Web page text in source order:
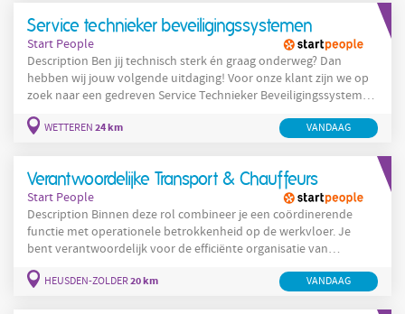
Service technieker beveiligingssystemen
Start People
Description Ben jij technisch sterk én graag onderweg? Dan
hebben wij jouw volgende uitdaging! Voor onze klant zijn we op
zoek naar een gedreven Service Technieker Beveiligingssystemen
m/v/x die graag de baan op gaat en energie haalt uit het
oplossen van technische puzzels. Jij zorgt ervoor dat
onderhoud
WETTEREN 24 km VANDAAG
Verantwoordelijke Transport & Chauffeurs
Start People
Description Binnen deze rol combineer je een coördinerende
functie met operationele betrokkenheid op de werkvloer. Je
bent verantwoordelijk voor de efficiënte organisatie van
transport en distributie, en fungeert tegelijk als aanspreekpunt
voor chauffeurs en logistieke medewerkers. Opmaken en
HEUSDEN-ZOLDER20 km VANDAAG